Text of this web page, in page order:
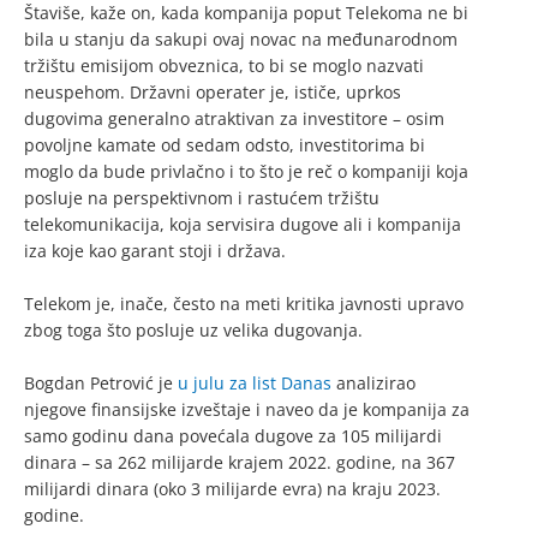
Štaviše, kaže on, kada kompanija poput Telekoma ne bi
bila u stanju da sakupi ovaj novac na međunarodnom
tržištu emisijom obveznica, to bi se moglo nazvati
neuspehom. Državni operater je, ističe, uprkos
dugovima generalno atraktivan za investitore – osim
povoljne kamate od sedam odsto, investitorima bi
moglo da bude privlačno i to što je reč o kompaniji koja
posluje na perspektivnom i rastućem tržištu
telekomunikacija, koja servisira dugove ali i kompanija
iza koje kao garant stoji i država.
Telekom je, inače, često na meti kritika javnosti upravo
zbog toga što posluje uz velika dugovanja.
Bogdan Petrović je u julu za list Danas analizirao
njegove finansijske izveštaje i naveo da je kompanija za
samo godinu dana povećala dugove za 105 milijardi
dinara – sa 262 milijarde krajem 2022. godine, na 367
milijardi dinara (oko 3 milijarde evra) na kraju 2023.
godine.